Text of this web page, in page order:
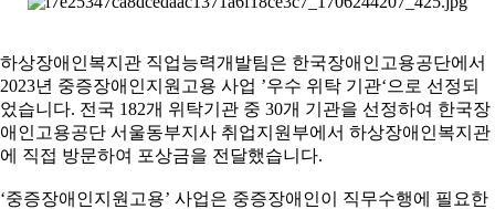
하상장애인복지관 직업능력개발팀은 한국장애인고용공단에서
2023년 중증장애인지원고용 사업 ’우수 위탁 기관‘으로 선정되
었습니다. 전국 182개 위탁기관 중 30개 기관을 선정하여 한국장
애인고용공단 서울동부지사 취업지원부에서 하상장애인복지관
에 직접 방문하여 포상금을 전달했습니다.
‘중증장애인지원고용’ 사업은 중증장애인이 직무수행에 필요한